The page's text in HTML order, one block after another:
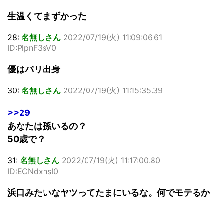
生温くてまずかった
28: 名無しさん 2022/07/19(火) 11:09:06.61
ID:PlpnF3sV0
優はパリ出身
30: 名無しさん 2022/07/19(火) 11:15:35.39
>>29
あなたは孫いるの？
50歳で？
31: 名無しさん 2022/07/19(火) 11:17:00.80
ID:ECNdxhsI0
浜口みたいなヤツってたまにいるな。何でモテるか